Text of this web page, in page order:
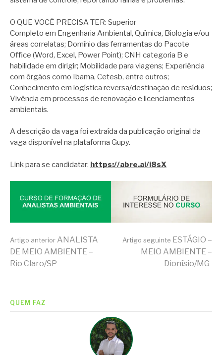
O QUE VOCÊ PRECISA TER: Superior
Completo em Engenharia Ambiental, Química, Biologia e/ou
áreas correlatas; Domínio das ferramentas do Pacote
Office (Word, Excel, Power Point); CNH categoria B e
habilidade em dirigir; Mobilidade para viagens; Experiência
com órgãos como Ibama, Cetesb, entre outros;
Conhecimento em logística reversa/destinação de resíduos;
Vivência em processos de renovação e licenciamentos
ambientais.
A descrição da vaga foi extraída da publicação original da
vaga disponível na plataforma Gupy.
Link para se candidatar: https://abre.ai/i8sX
Continue
Artigo anterior ANALISTA
DE MEIO AMBIENTE –
Rio Claro/SP
Artigo seguinte ESTÁGIO –
MEIO AMBIENTE –
Dionísio/MG
QUEM FAZ